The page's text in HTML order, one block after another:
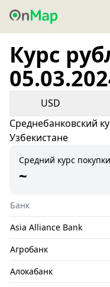
Курс
USD
Среднебанковский
Узбекистане
Средний курс покупки
~
Банк
Asia Alliance Bank
Агробанк
Алокабанк